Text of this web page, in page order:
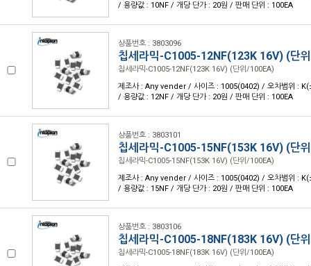
/ 용량값 : 10NF / 개당 단가 : 20원 / 판매 단위 : 100EA
상품번호 : 3803096
칩세라믹-C1005-12NF(123K 16V) (단
칩세라믹-C1005-12NF(123K 16V) (단위/100EA)
제조사 : Any vender / 사이즈 : 1005(0402) / 오차범위 :
/ 용량값 : 12NF / 개당 단가 : 20원 / 판매 단위 : 100EA
상품번호 : 3803101
칩세라믹-C1005-15NF(153K 16V) (단
칩세라믹-C1005-15NF(153K 16V) (단위/100EA)
제조사 : Any vender / 사이즈 : 1005(0402) / 오차범위 :
/ 용량값 : 15NF / 개당 단가 : 20원 / 판매 단위 : 100EA
상품번호 : 3803106
칩세라믹-C1005-18NF(183K 16V) (단
칩세라믹-C1005-18NF(183K 16V) (단위/100EA)